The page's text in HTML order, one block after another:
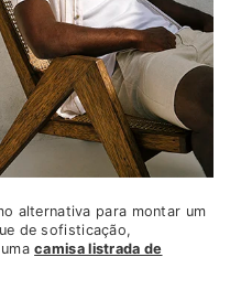
alternativa para montar um
de sofisticação,
umacamisa listrada de